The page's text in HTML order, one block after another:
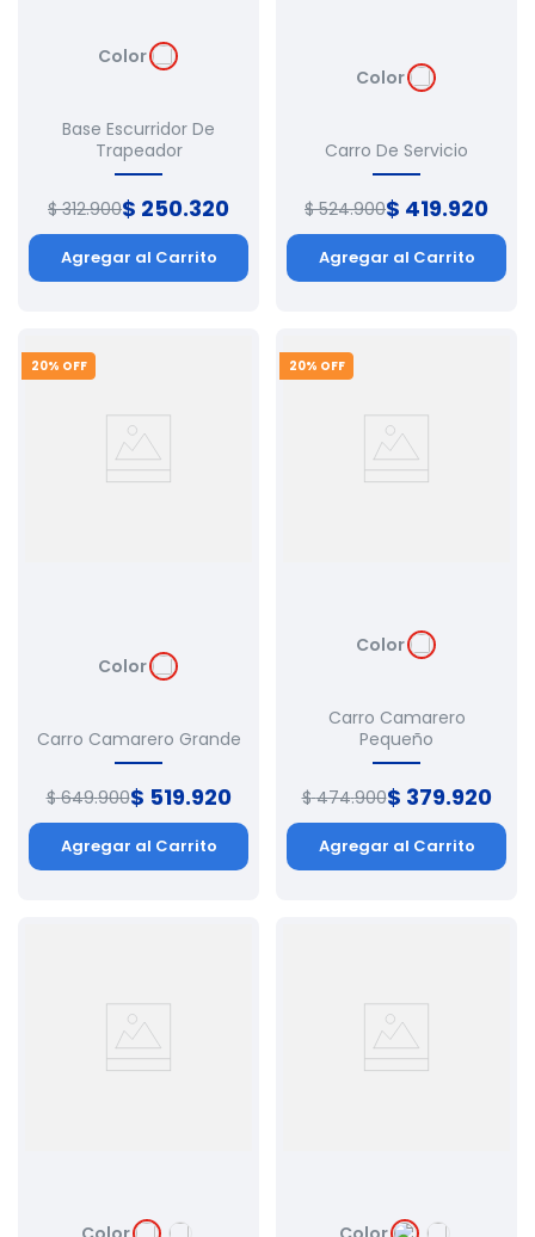
Color
Base Escurridor De
Trapeador
$ 312.900$ 250.320
Agregar al Carrito
Color
Carro De Servicio
$ 524.900$ 419.920
Agregar al Carrito
20% OFF
Color
Carro Camarero Grande
$ 649.900$ 519.920
Agregar al Carrito
20% OFF
Color
Carro Camarero
Pequeño
$ 474.900$ 379.920
Agregar al Carrito